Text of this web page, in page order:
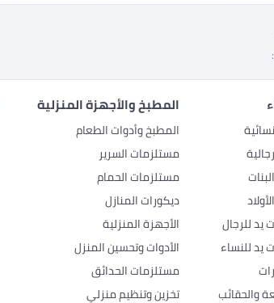
يد للرجال
يد للنساء
والحقائب
المطبخ والأجهزة المنزلية
المطبخ وأدوات الطعام
مستلزمات السرير
مستلزمات الحمام
ديكورات المنازل
الأجهزة المنزلية
الأدوات وتحسين المنزل
مستلزمات الحدائق
تخزين وتنظيم منزلي